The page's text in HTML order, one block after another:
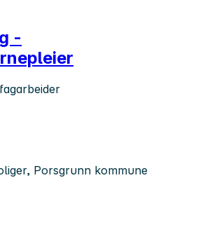
-
Porsgrunn kommune